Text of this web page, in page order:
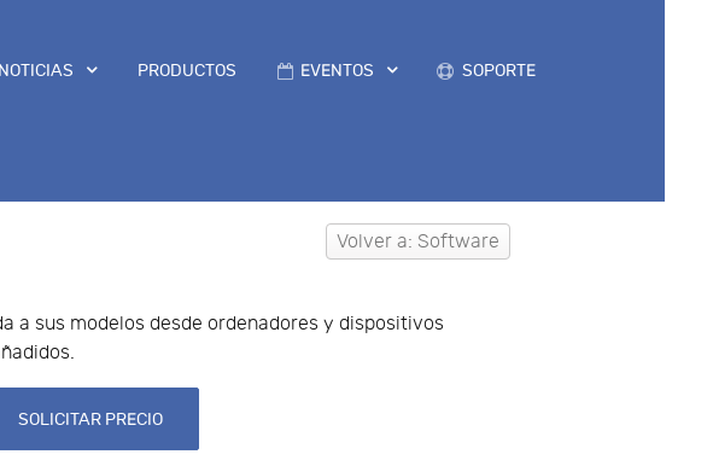
NOTICIAS PRODUCTOS EVENTOS SOPORTE
Volver a: Software
a sus modelos desde ordenadores y dispositivos
SOLICITAR PRECIO